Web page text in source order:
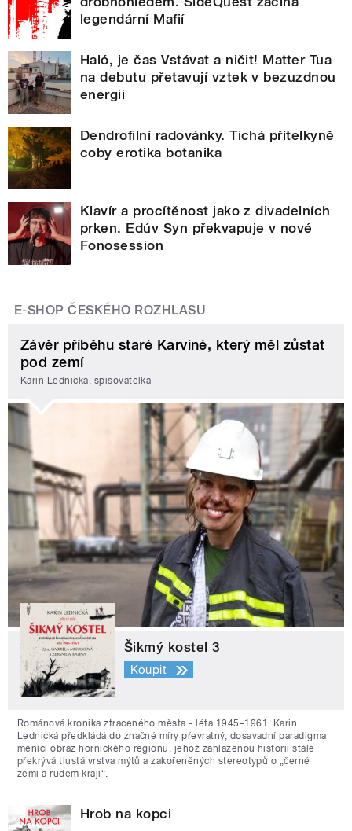
legendární Mafií
Haló, je čas Vstávat a ničit! Matter Tua
na debutu přetavují vztek v bezuzdnou
energii
Dendrofilní radovánky. Tichá přítelkyně
coby erotika botanika
Klavír a procítěnost jako z divadelních
prken. Edúv Syn překvapuje v nové
Fonosession
E-SHOP ČESKÉHO ROZHLASU
Závěr příběhu staré Karviné, který měl zůstat
pod zemí
Karin Lednická, spisovatelka
Šikmý kostel 3
Koupit
Románová kronika ztraceného města - léta 1945–1961. Karin
Lednická předkládá do značné míry převratný, dosavadní paradigma
měnící obraz hornického regionu, jehož zahlazenou historii stále
překrývá tlustá vrstva mýtů a zakořeněných stereotypů o „černé
zemi a rudém kraji“.
Hrob na kopci